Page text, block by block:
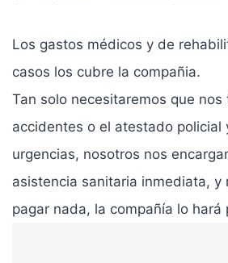
Los gastos médicos y de
casos los cubre la compañia.
Tan solo necesitaremos que
accidentes o el atestado policial
urgencias, nosotros nos
asistencia sanitaria inmediata, y
pagar nada, la compañía lo hará